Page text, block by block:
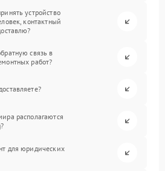
устройство
контактный
связь в
работ?
располагаются
для юридических